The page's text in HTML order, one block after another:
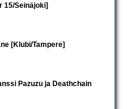
15/Seinäjoki]
[Klubi/Tampere]
Pazuzu ja Deathchain